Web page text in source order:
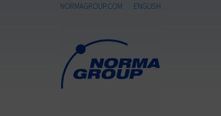
NORMAGROUP.COM ENGLISH